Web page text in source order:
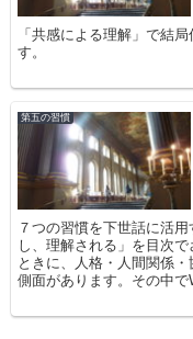
「共感による理解」で結
す。
第五の習慣
７つの習慣を下世話に活
し、理解される」を目次
ときに、人格・人間関係
側面があります。その中で